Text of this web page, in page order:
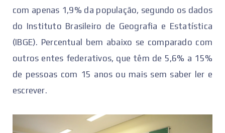
com apenas 1,9% da população, segundo os dados
do Instituto Brasileiro de Geografia e Estatística
(IBGE). Percentual bem abaixo se comparado com
outros entes federativos, que têm de 5,6% a 15%
de pessoas com 15 anos ou mais sem saber ler e
escrever.